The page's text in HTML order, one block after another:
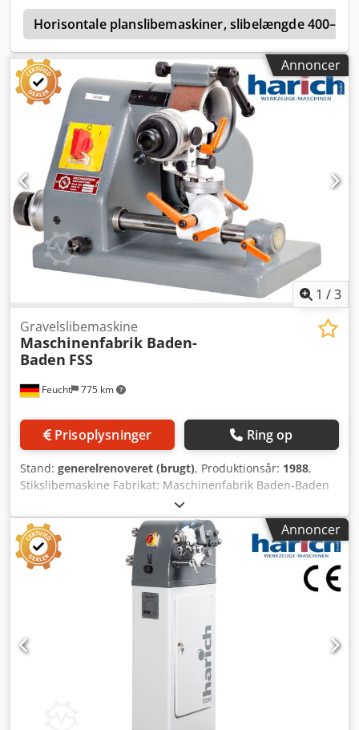
on/off-kontakt Cjdpfeqctp Sox Abhsrf med
underspændingsudløser for at sikre genstartsbeskyttelse
fx ved strømafbrydelse eller udtagning af netstik inkl.
fremstilling af en adapter-monteringsplade - Brugt, sælges
som beset -
Horisontale planslibemaskiner, slibelængde
Annoncer
1 /3
Feucht 775 km
Gravelslibemaskine
Maschinenfabrik Baden-
Baden FSS
Prisoplysninger Ring op
Stand: generelrenoveret (brugt), Produktionsår: 1988,
Stikslibemaskine Fabrikat: Maschinenfabrik Baden-Baden
Model: FSS Årgang: 1985 – renoveret, nylakeret RAL7012
basaltgrå, RAL 7035 lysegrå Maskin-nr.: 2992 Garanti: 12
måneder ved et-skift-drift fra levering, på den af os
renoverede mekanik. Elektrik og elektronik er undtaget, da
disse kun har gennemgået en funktionstest. Ved maskiner
uden for vores nordbayerske salgsområde, afholdes
rejseomkostninger af kunden. Tilbehør: - Slibeskive med
flange - Betjeningsvejledning med ny elektrisk installation
Tænd/sluk-kontakt i nyt kabinet med
underspændingsspole for at sikre genstartsbeskyttelse, til
eksempel ved strømsvigt eller hvis netstikket trækkes ud
Brugt – sælges som beset Maskinen er teknisk på niveau
med det oprindelige fabrikationsår. Codjtqdqgspfx Abhjrf
Annoncer